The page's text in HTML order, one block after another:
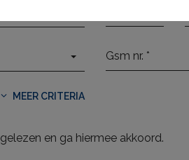
MEER CRITERIA
en ga hiermee akkoord.